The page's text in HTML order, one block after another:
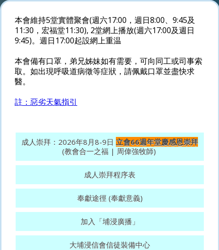
本會維持5堂實體聚會(週六17:00，週日8:00、9:45及
11:30，宏福堂11:30), 2堂網上播放(週六17:00及週日
9:45)。週日17:00起設網上重温
本會備有口罩，弟兄姊妹如有需要，可向同工或司事索
取。如出現呼吸道病徵等症狀，請佩戴口罩並盡快求
醫。
註：惡劣天氣指引
成人崇拜：2026年8月8-9日 立會66週年堂慶感恩崇拜
(教會合一之福 | 周偉強牧師)
成人崇拜程序表
奉獻途徑 (奉獻意義)
加入「埔浸廣播」
大埔浸信會信徒裝備中心